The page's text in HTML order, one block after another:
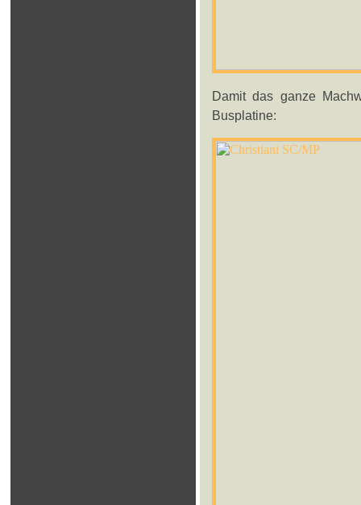
Damit das ganze
Busplatine: